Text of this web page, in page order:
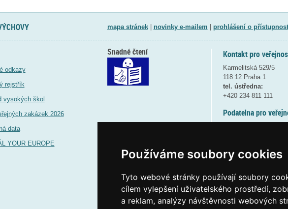
Používáme soubory cookies
Tyto webové stránky používají soubory
cílem vylepšení uživatelského prostředí,
a reklam, analýzy návštěvnosti webových
mapa stránek| novinky e-mailem prohlášení o
odkazy
rejstřík
vysokých škol
zakázek 2026
data
YOUR EUROPE
Kontakt pro
Karmelitská 529/5
118 12 Praha 1
tel. ústředna:
+420 234 811 111
Podatelna pro
(více informací
Elektronická
posta@msmtgov cz
Snadné čtení